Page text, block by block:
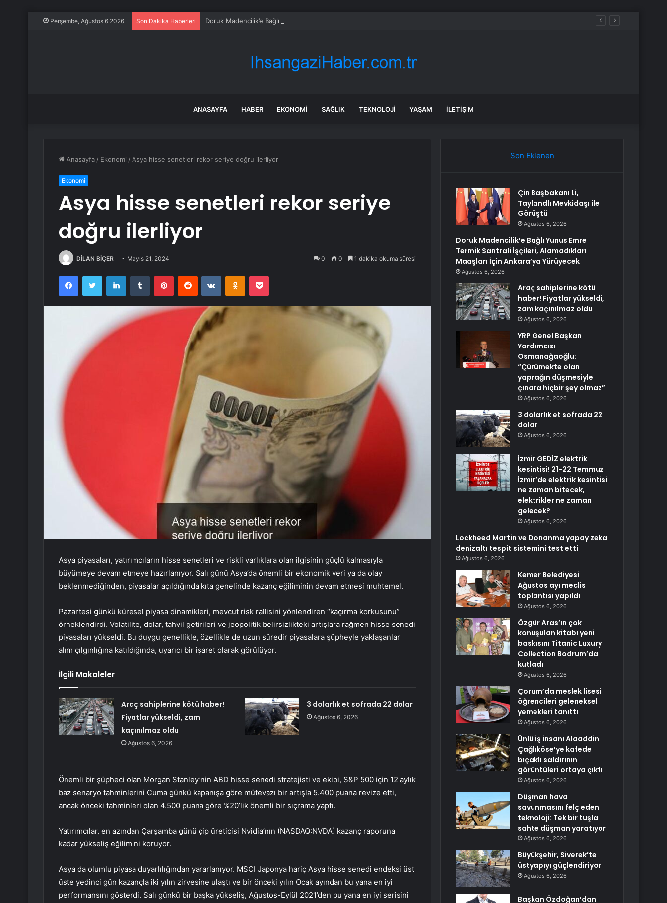
Perşembe, Ağustos 6 2026 Son Dakika Haberleri Doruk Madencilik’e Bağlı Yunus Emre Termik Santrali İşçileri, Alamadıkları Maaşları İçin Ankara’ya Yürüyecek
ANASAYFA HABER EKONOMI SAĞLIK TEKNOLOJI YAŞAM İLETIŞIM
Anasayfa / Ekonomi / Asya hisse senetleri rekor seriye doğru ilerliyor
Ekonomi
Asya hisse senetleri rekor seriye
doğru ilerliyor
DİLAN BİÇER Mayıs 21, 2024 0 0 1 dakika okuma süresi
FacebookTwitter LinkedInTumblr PinterestReddit VKontakteOdnoklassniki
Pocket
Asya piyasaları, yatırımcıların hisse senetleri ve riskli varlıklara olan ilgisinin güçlü kalmasıyla
büyümeye devam etmeye hazırlanıyor. Salı günü Asya’da önemli bir ekonomik veri ya da olay
beklenmediğinden, piyasalar açıldığında kıta genelinde kazanç eğiliminin devam etmesi muhtemel.
Pazartesi günkü küresel piyasa dinamikleri, mevcut risk rallisini yönlendiren “kaçırma korkusunu”
örneklendirdi. Volatilite, dolar, tahvil getirileri ve jeopolitik belirsizlikteki artışlara rağmen hisse senedi
piyasaları yükseldi. Bu duygu genellikle, özellikle de uzun süredir piyasalara şüpheyle yaklaşanlar
alım çılgınlığına katıldığında, uyarıcı bir işaret olarak görülüyor.
İlgili Makaleler
Araç sahiplerine kötü haber!
Fiyatlar yükseldi, zam
kaçınılmaz oldu
Ağustos 6, 2026
3 dolarlık et sofrada 22 dolar
Ağustos 6, 2026
Önemli bir şüpheci olan Morgan Stanley’nin ABD hisse senedi stratejisti ve ekibi, S&P 500 için 12 aylık
baz senaryo tahminlerini Cuma günkü kapanışa göre mütevazı bir artışla 5.400 puana revize etti,
ancak önceki tahminleri olan 4.500 puana göre %20’lik önemli bir sıçrama yaptı.
Yatırımcılar, en azından Çarşamba günü çip üreticisi Nvidia’nın (NASDAQ:NVDA) kazanç raporuna
kadar yükseliş eğilimini koruyor.
Asya da olumlu piyasa duyarlılığından yararlanıyor. MSCI Japonya hariç Asya hisse senedi endeksi üst
üste yedinci gün kazançla iki yılın zirvesine ulaştı ve bir önceki yılın Ocak ayından bu yana en iyi
performansını gösterdi. Salı günkü bir başka yükseliş, Ağustos-Eylül 2021’den bu yana en iyi serisini
Son Eklenen
Çin Başbakanı Li,
Taylandlı Mevkidaşı ile
Görüştü
Ağustos 6, 2026
Doruk Madencilik’e Bağlı Yunus Emre
Termik Santrali İşçileri, Alamadıkları
Maaşları İçin Ankara’ya Yürüyecek
Ağustos 6, 2026
Araç sahiplerine kötü
haber! Fiyatlar yükseldi,
zam kaçınılmaz oldu
Ağustos 6, 2026
YRP Genel Başkan
Yardımcısı
Osmanağaoğlu:
“Çürümekte olan
yaprağın düşmesiyle
çınara hiçbir şey olmaz”
Ağustos 6, 2026
3 dolarlık et sofrada 22
dolar
Ağustos 6, 2026
İzmir GEDİZ elektrik
kesintisi! 21-22 Temmuz
İzmir’de elektrik kesintisi
ne zaman bitecek,
elektrikler ne zaman
gelecek?
Ağustos 6, 2026
Lockheed Martin ve Donanma yapay zeka
denizaltı tespit sistemini test etti
Ağustos 6, 2026
Kemer Belediyesi
Ağustos ayı meclis
toplantısı yapıldı
Ağustos 6, 2026
Özgür Aras’ın çok
konuşulan kitabı yeni
baskısını Titanic Luxury
Collection Bodrum’da
kutladı
Ağustos 6, 2026
Çorum’da meslek lisesi
öğrencileri geleneksel
yemekleri tanıttı
Ağustos 6, 2026
Ünlü iş insanı Alaaddin
Çağlıköse’ye kafede
bıçaklı saldırının
görüntüleri ortaya çıktı
Ağustos 6, 2026
Düşman hava
savunmasını felç eden
teknoloji: Tek bir tuşla
sahte düşman yaratıyor
Ağustos 6, 2026
Büyükşehir, Siverek’te
üstyapıyı güçlendiriyor
Ağustos 6, 2026
Başkan Özdoğan’dan